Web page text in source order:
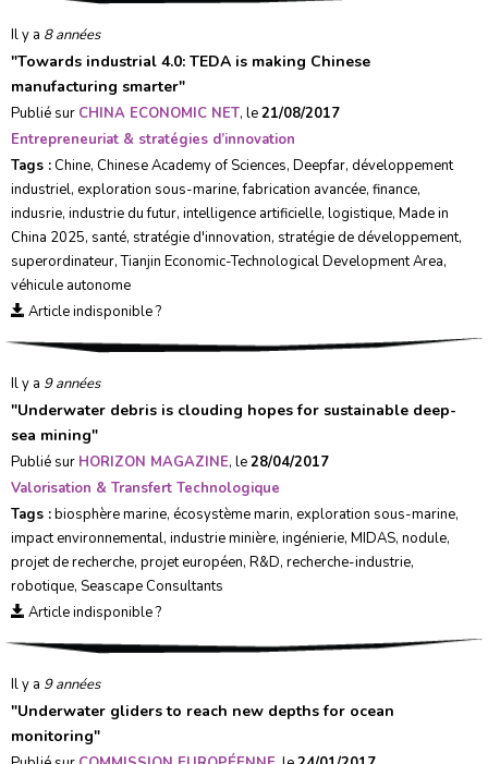
Il y a 8 années
"Towards industrial 4.0: TEDA is making Chinese
manufacturing smarter"
Publié sur CHINA ECONOMIC NET, le21/08/2017
Entrepreneuriat & stratégies d’innovation
Tags :Chine, Chinese Academy of Sciences, Deepfar, développement
industriel, exploration sous-marine,fabrication avancée, finance,
indusrie, industrie du futur, intelligence artificielle, logistique, Made in
China 2025, santé, stratégie d'innovation, stratégie de développement,
superordinateur,Tianjin Economic-Technological Development Area,
véhicule autonome
Article indisponible ?
Il y a 9 années
"Underwater debris is clouding hopes for sustainable deep-
sea mining"
Publié sur HORIZON MAGAZINE, le28/04/2017
Valorisation & Transfert Technologique
Tags :biosphère marine, écosystème marin, exploration sous-marine,
impact environnemental, industrie minière, ingénierie, MIDAS, nodule,
projet de recherche, projet européen, R&D, recherche-industrie,
robotique, Seascape Consultants
Article indisponible ?
Il y a 9 années
"Underwater gliders to reach new depths for ocean
monitoring"